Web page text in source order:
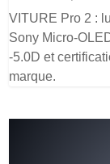
VITURE Pro 2 :
Sony Micro-
-5.0D et
marque.